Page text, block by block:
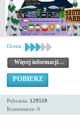
Ocena:
Więcej informacji…
POBIERZ
Pobrania: 129518
Komentarze: 0